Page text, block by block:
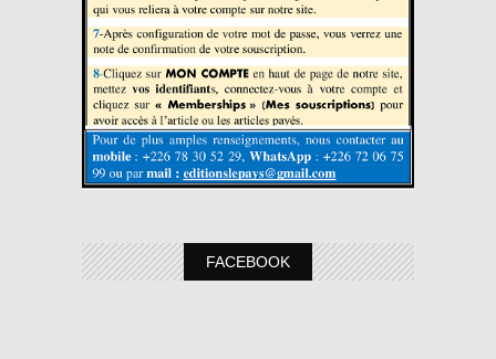
FACEBOOK